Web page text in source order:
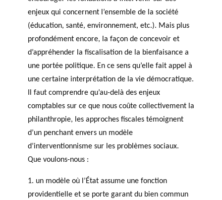
enjeux qui concernent l’ensemble de la société
(éducation, santé, environnement, etc.). Mais plus
profondément encore, la façon de concevoir et
d’appréhender la fiscalisation de la bienfaisance a
une portée politique. En ce sens qu’elle fait appel à
une certaine interprétation de la vie démocratique.
Il faut comprendre qu’au-delà des enjeux
comptables sur ce que nous coûte collectivement la
philanthropie, les approches fiscales témoignent
d’un penchant envers un modèle
d’interventionnisme sur les problèmes sociaux.
Que voulons-nous :
1. un modèle où l’État assume une fonction
providentielle et se porte garant du bien commun